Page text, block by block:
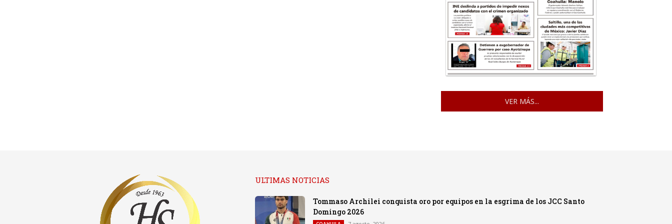
VER MÁS...
ULTIMAS NOTICIAS
Tommaso Archilei conquista oro por equipos en la esgrima de los JCC Santo
Domingo 2026